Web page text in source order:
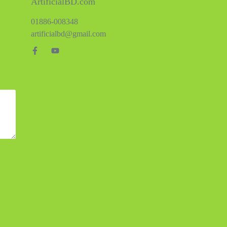
01886-008348
artificialbd@gmail.com